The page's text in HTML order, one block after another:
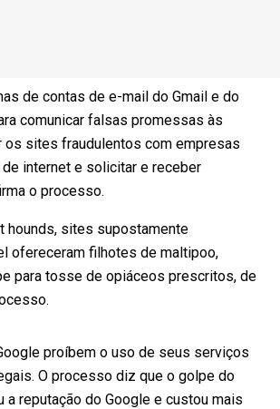
de contas de e-mail do Gmail e do
comunicar falsas promessas às
os sites fraudulentos com empresas
internet e solicitar e receber
o processo.
hounds, sites supostamente
ofereceram filhotes de maltipoo,
para tosse de opiáceos prescritos, de
proíbem o uso de seus serviços
O processo diz que o golpe do
a reputação do Google e custou mais